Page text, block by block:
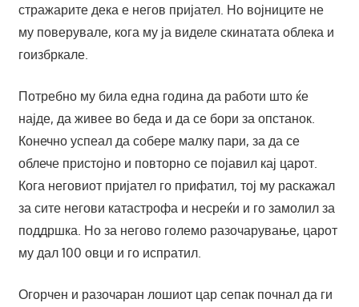
стражарите дека е негов пријател. Но војниците не
му поверувале, кога му ја виделе скинатата облека и
гоизбркале.
Потребно му била една година да работи што ќе
најде, да живее во беда и да се бори за опстанок.
Конечно успеал да собере малку пари, за да се
облече пристојно и повторно се појавил кај царот.
Кога неговиот пријател го прифатил, тој му раскажал
за сите негови катастрофа и несреќи и го замолил за
поддршка. Но за негово големо разочарување, царот
му дал 100 овци и го испратил.
Огорчен и разочаран лошиот цар сепак почнал да ги